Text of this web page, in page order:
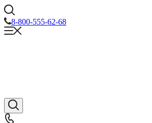
8-800-555-62-68